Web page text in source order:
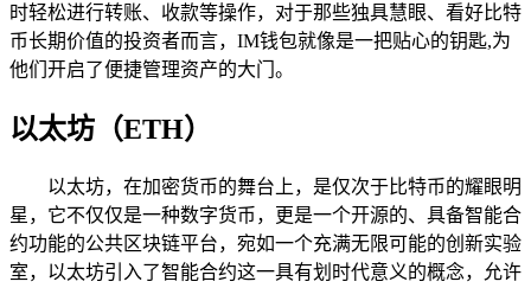
时轻松进行转账、收款等操作，对于那些独具慧眼、看好比特
币长期价值的投资者而言，IM钱包就像是一把贴心的钥匙,为
他们开启了便捷管理资产的大门。
以太坊（ETH）
以太坊，在加密货币的舞台上，是仅次于比特币的耀眼明
星，它不仅仅是一种数字货币，更是一个开源的、具备智能合
约功能的公共区块链平台，宛如一个充满无限可能的创新实验
室，以太坊引入了智能合约这一具有划时代意义的概念，允许